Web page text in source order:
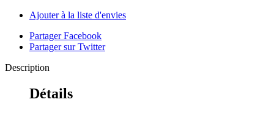
Ajouter à la liste d'envies
Partager Facebook
Partager sur Twitter
Description
Détails